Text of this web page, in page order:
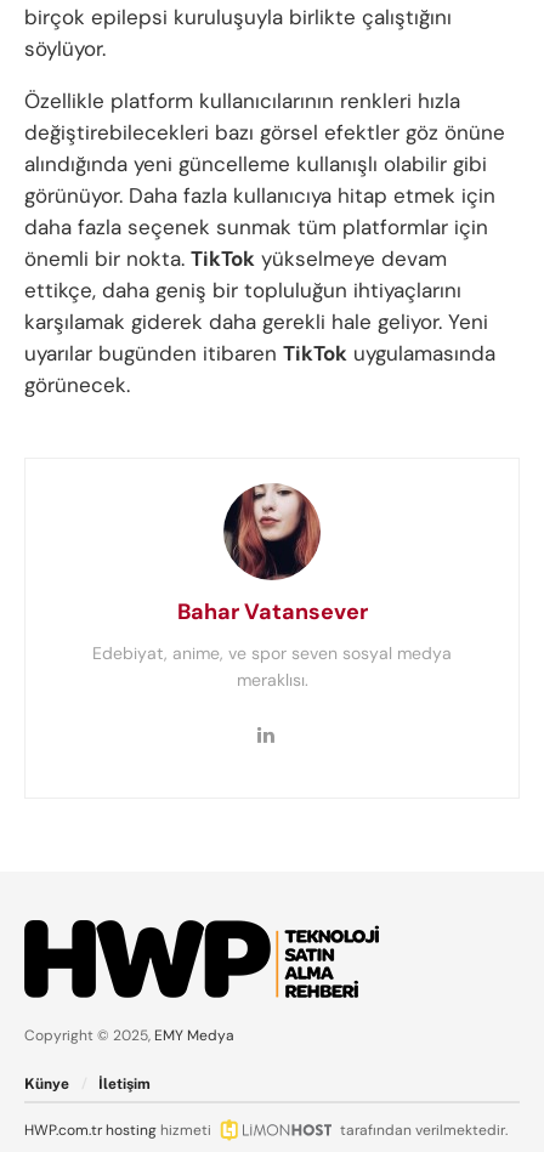
birçok epilepsi kuruluşuyla birlikte çalıştığını
söylüyor.
Özellikle platform kullanıcılarının renkleri hızla
değiştirebilecekleri bazı görsel efektler göz önüne
alındığında yeni güncelleme kullanışlı olabilir gibi
görünüyor. Daha fazla kullanıcıya hitap etmek için
daha fazla seçenek sunmak tüm platformlar için
önemli bir nokta. TikTok yükselmeye devam
ettikçe, daha geniş bir topluluğun ihtiyaçlarını
karşılamak giderek daha gerekli hale geliyor. Yeni
uyarılar bugünden itibaren TikTok uygulamasında
görünecek.
Bahar Vatansever
Edebiyat, anime, ve spor seven sosyal medya
meraklısı.
Copyright © 2025, EMY Medya
Künye İletişim
HWP.com.trhosting hizmeti tarafından verilmektedir.